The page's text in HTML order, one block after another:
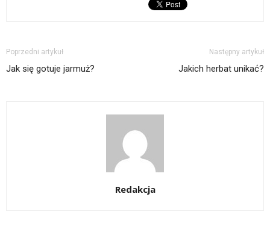
Poprzedni artykuł
Jak się gotuje jarmuż?
Następny artykuł
Jakich herbat unikać?
Redakcja